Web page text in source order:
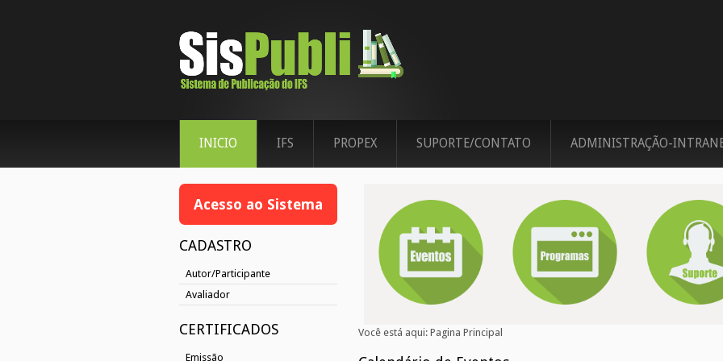
INICIO IFS PROPEX SUPORTE/CONTATO ADMINISTRAÇÃO-
Acesso ao Sistema
CADASTRO
Autor/Participante
Avaliador
CERTIFICADOS
Emissão
Você está aqui: Pagina Principal